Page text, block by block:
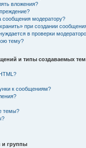
вложения?
сообщения модератору?
при создании
в проверки
тему?
и типы создаваемых тем
к сообщениям?
темы?
и группы